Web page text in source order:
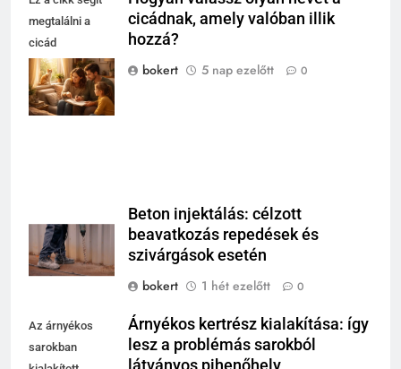
megtalálni a
cicád
személyiségéhez
leginkább illő
nevet.
cicádnak, amely valóban illik
hozzá?
bokert
5 nap ezelőtt 0
Beton injektálás: célzott
beavatkozás repedések és
szivárgások esetén
bokert
1 hét ezelőtt 0
Az árnyékos
sarokban
Árnyékos kertrész kialakítása: így
lesz a problémás sarokból
látványos pihenőhely
Walipini építése házilag: ezekre
figyelj, mielőtt ásni kezdesz